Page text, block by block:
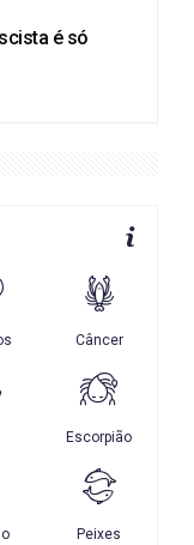
é só